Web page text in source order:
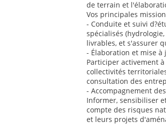
de terrain et
Vos principales
- Conduite et suivi
spécialisés
livrables, et s'assurer
- Élaboration et mise à
Participer activement
collectivités
consultation des
- Accompagnement
Informer, sensibiliser
compte des risques
et leurs projets